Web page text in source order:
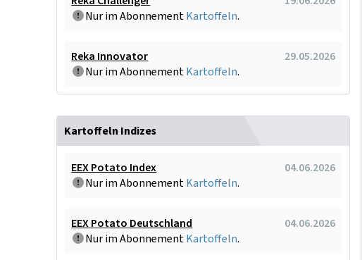
Nur im AbonnementKartoffeln.
Reka Innovator
29.05.2026
Nur im AbonnementKartoffeln.
Kartoffeln Indizes
EEX Potato Index
04.06.2026
Nur im AbonnementKartoffeln.
EEX Potato Deutschland
04.06.2026
Nur im AbonnementKartoffeln.